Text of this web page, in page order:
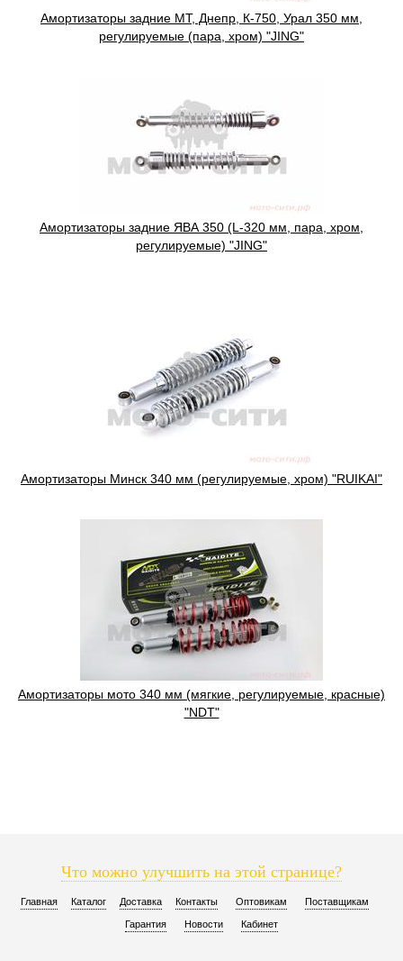
Амортизаторы задние МТ, Днепр, К-750, Урал 350 мм,
регулируемые (пара, хром) "JING"
Амортизаторы задние ЯВА 350 (L-320 мм, пара, хром,
регулируемые) "JING"
Амортизаторы Минск 340 мм (регулируемые, хром) "RUIKAI"
Амортизаторы мото 340 мм (мягкие, регулируемые, красные)
"NDT"
Что можно улучшить на этой странице?
Главная Каталог Доставка Контакты Оптовикам Поставщикам
Гарантия Новости Кабинет